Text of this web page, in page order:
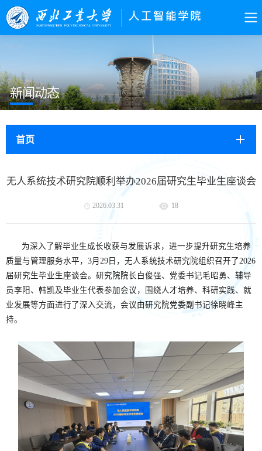
新闻动态
首页
无人系统技术研究院顺利举办2026届研究生毕业生座谈会
2026.03.31 18
为深入了解毕业生成长收获与发展诉求，进一步提升研究生培养
质量与管理服务水平，3月29日，无人系统技术研究院组织召开了2026
届研究生毕业生座谈会。研究院院长白俊强、党委书记毛昭勇、辅导
员李阳、韩凯及毕业生代表参加会议，围绕人才培养、科研实践、就
业发展等方面进行了深入交流，会议由研究院党委副书记徐晓峰主
持。